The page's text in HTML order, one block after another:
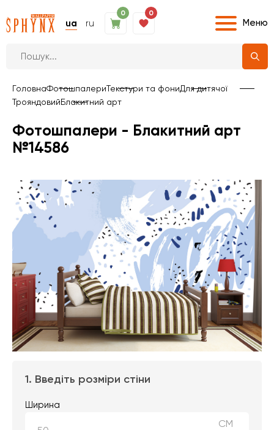
ua ru
0 0
Меню
ГоловнаФотошпалериТекстури та фониДля дитячої
ТрояндовийБлакитний арт
Фотошпалери - Блакитний арт
№14586
1. Введіть розміри стіни
Ширина
СМ